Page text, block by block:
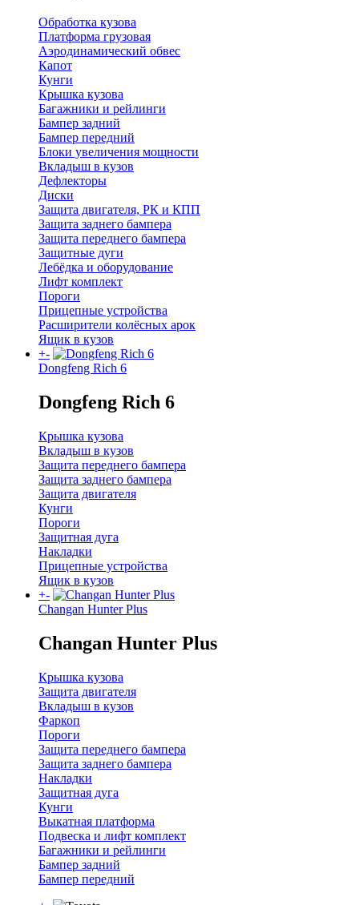
Обработка кузова
Платформа грузовая
Аэродинамический обвес
Капот
Кунги
Крышка кузова
Багажники и рейлинги
Бампер задний
Бампер передний
Блоки увеличения мощности
Вкладыш в кузов
Дефлекторы
Диски
Защита двигателя, РК и КПП
Защита заднего бампера
Защита переднего бампера
Защитные дуги
Лебёдка и оборудование
Лифт комплект
Пороги
Прицепные устройства
Расширители колёсных арок
Ящик в кузов
+-
Dongfeng Rich 6
Dongfeng Rich 6
Крышка кузова
Вкладыш в кузов
Защита переднего бампера
Защита заднего бампера
Защита двигателя
Кунги
Пороги
Защитная дуга
Накладки
Прицепные устройства
Ящик в кузов
+-
Changan Hunter Plus
Changan Hunter Plus
Крышка кузова
Защита двигателя
Вкладыш в кузов
Фаркоп
Пороги
Защита переднего бампера
Защита заднего бампера
Накладки
Защитная дуга
Кунги
Выкатная платформа
Подвеска и лифт комплект
Багажники и рейлинги
Бампер задний
Бампер передний